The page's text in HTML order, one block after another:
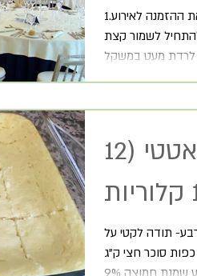
1.להתכונן מבעוד מועד ברגע שקיבלתם את ההזמנה לאירוע
לשמור קצת
סופלה גבינה דיאטטי (12
תודה לקטי על
המתכון חומרים 4 ביצים שלמות 4 כפות סוכר חצי ק"ג